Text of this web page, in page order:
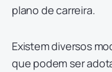
Existem diversos
que podem ser